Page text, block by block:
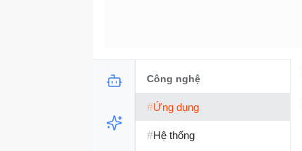
Công nghệ
#Ứng dụng
#Hệ thống